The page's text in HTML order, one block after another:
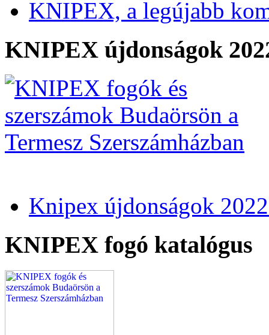
KNIPEX, a legújabb
KNIPEX újdonságok
Knipex újdonságok
KNIPEX fogó katalógus